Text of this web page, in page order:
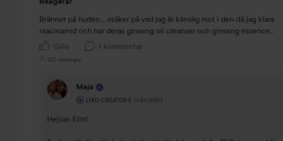
1
av
5
Bränner på huden… osäker på vad jag är känslig mot i den då jag klara
niacinamid och har deras ginseng oil cleanser och ginseng essence..
Gilla
1 kommentar
621 visningar
Maja
LYKO CREATOR
Användarens roll: Lyko Creator.
4 månader
Kommentaren lades 4 månader
Hejsan Elin!